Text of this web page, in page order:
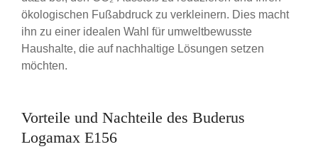
ökologischen Fußabdruck zu verkleinern. Dies macht
ihn zu einer idealen Wahl für umweltbewusste
Haushalte, die auf nachhaltige Lösungen setzen
möchten.
Vorteile und Nachteile des Buderus
Logamax E156